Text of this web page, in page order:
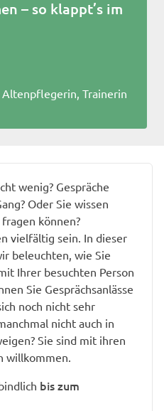
– so klappt’s im
Trainerin
wenig? Gespräche
Oder Sie wissen
können?
vielfältig sein. In dieser
beleuchten, wie Sie
Ihrer besuchten Person
Sie Gesprächsanlässe
noch nicht sehr
nicht auch in
Sie sind mit ihren
willkommen.
bis zum